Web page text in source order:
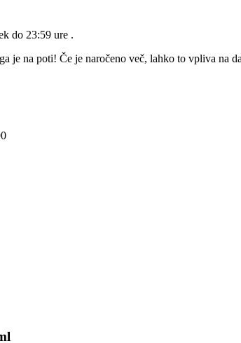
do 23:59 ure .
je na poti! Če je naročeno več, lahko to vpliva na